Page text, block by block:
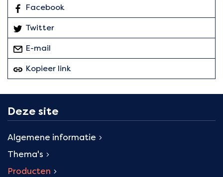
Facebook: Deel deze pagina
Twitter
E-mail
Kopieer linkvan deze pagina
Deze site
Algemene informatie
Thema's
Producten